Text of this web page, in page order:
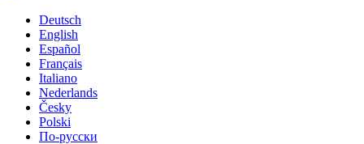
Deutsch
English
Español
Français
Italiano
Nederlands
Česky
Polski
По-русски